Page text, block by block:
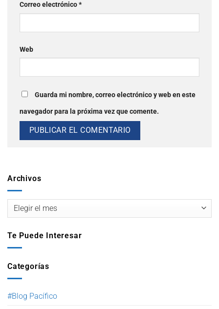
Archivos
Te Puede Interesar
Categorías
#Blog Pacífico
Correo electrónico*
Web
Guarda mi nombre, correo electrónico y web en este
navegador para la próxima vez que comente.